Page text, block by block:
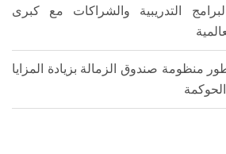
التدريبية والشراكات مع كبرى
صندوق الزمالة بزيادة المزايا
الحوكمة